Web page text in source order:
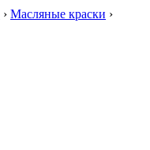
› Масляные краски ›